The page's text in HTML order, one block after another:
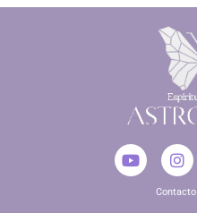
Y
o
I
n
t
Contacto